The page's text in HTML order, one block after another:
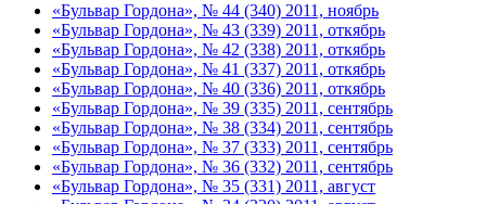
«Бульвар Гордона», № 44 (340) 2011, ноябрь
«Бульвар Гордона», № 43 (339) 2011, откябрь
«Бульвар Гордона», № 42 (338) 2011, откябрь
«Бульвар Гордона», № 41 (337) 2011, откябрь
«Бульвар Гордона», № 40 (336) 2011, откябрь
«Бульвар Гордона», № 39 (335) 2011, сентябрь
«Бульвар Гордона», № 38 (334) 2011, сентябрь
«Бульвар Гордона», № 37 (333) 2011, сентябрь
«Бульвар Гордона», № 36 (332) 2011, сентябрь
«Бульвар Гордона», № 35 (331) 2011, август